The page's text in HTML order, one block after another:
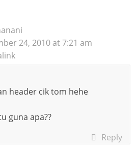
24, 2010 at 7:21 am
header cik tom hehe
guna apa??
Reply